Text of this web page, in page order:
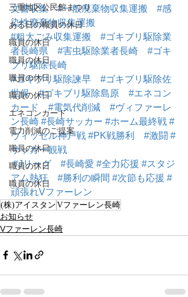
三重地区公民館まつり
ある日の職員の休日
職員の休日
職員の休日
職員の休日
職員の休日
エネコンカード
電力削減のご提案
職員の休日
職員の休日
職員の休日
文書収集
#一般廃棄物収集運搬
#感
染性廃棄物収集運搬
#粗大ごみ収集運搬
#ゴキブリ駆除業
者長崎県
#害虫駆除業者長崎
#ゴキ
ブリ駆除長崎
#ゴキブリ駆除諫早
#ゴキブリ駆除佐
世保
#ゴキブリ駆除島原
#エネコン
カード
#電気代削減
#ヴィファーレ
ン長崎 #長崎サッカー #ホーム最終戦 #
ヴィッセル神戸戦 #PK戦勝利 #激闘 #
サッカー観戦
#Jリーグ
#長崎愛 #全力応援 #スタジ
アム熱狂
#勝利の瞬間 #次節も応援 #
頑張れVファーレン
(株)アイスタン Vファーレン長崎
お知らせ
Vファーレン長崎